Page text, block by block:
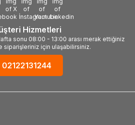
Hizmetleri
sonu 08:00 - 13:00 arası merak ettiğiniz
siparişleriniz için ulaşabilirsiniz.
02122131244